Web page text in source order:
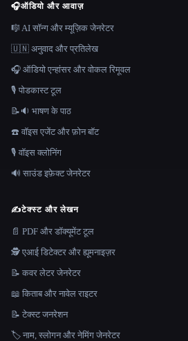
🎧ऑडियो और आवाज़
🎼 AI सॉन्ग और म्यूज़िक जेनरेटर
🇺🇳 अनुवाद और प्रतिलेख
🎧 ऑडियो एन्हांसर और वोकल रिमूवल
🎙️ पोडकास्ट टूल
📝🔉 भाषण के पाठ
☎️ वॉइस एजेंट और फ़ोन बॉट
🎙️ वॉइस क्लोनिंग
🔊 साउंड इफ़ेक्ट जेनरेटर
✍️टेक्स्ट और लेखन
📄 PDF और डॉक्यूमेंट टूल
🕵️ एआई डिटेक्टर और ह्यूमनाइज़र
📝 कवर लेटर जेनरेटर
📖 किताब और नावेल राइटर
📝 टेक्स्ट जनरेशन
🏷️ नाम, स्लोगन और नेमिंग जेनरेटर